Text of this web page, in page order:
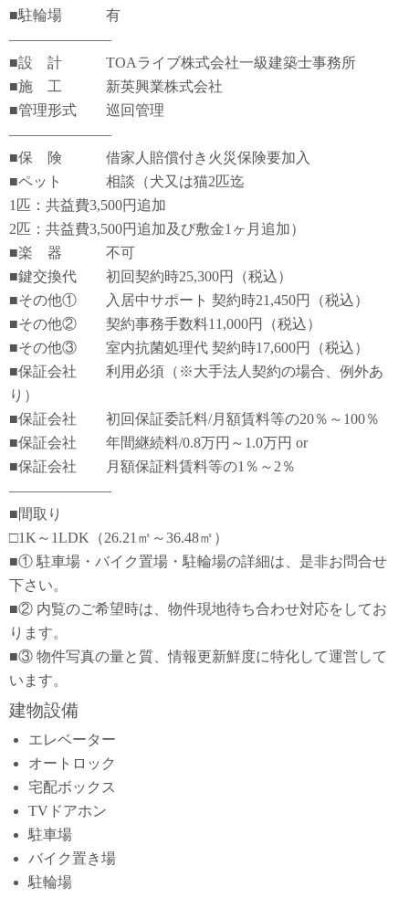
■駐輪場 有
―――――――
■設 計 TOAライブ株式会社一級建築士事務所
■施 工 新英興業株式会社
■管理形式 巡回管理
―――――――
■保 険 借家人賠償付き火災保険要加入
■ペット 相談（犬又は猫2匹迄
1匹：共益費3,500円追加
2匹：共益費3,500円追加及び敷金1ヶ月追加）
■楽 器 不可
■鍵交換代 初回契約時25,300円（税込）
■その他① 入居中サポート 契約時21,450円（税込）
■その他② 契約事務手数料11,000円（税込）
■その他③ 室内抗菌処理代 契約時17,600円（税込）
■保証会社 利用必須（※大手法人契約の場合、例外あ
り）
■保証会社 初回保証委託料/月額賃料等の20％～100％
■保証会社 年間継続料/0.8万円～1.0万円 or
■保証会社 月額保証料賃料等の1％～2％
―――――――
■間取り
□1K～1LDK（26.21㎡～36.48㎡）
■① 駐車場・バイク置場・駐輪場の詳細は、是非お問合せ
下さい。
■② 内覧のご希望時は、物件現地待ち合わせ対応をしてお
ります。
■③ 物件写真の量と質、情報更新鮮度に特化して運営して
います。
建物設備
エレベーター
オートロック
宅配ボックス
TVドアホン
駐車場
バイク置き場
駐輪場